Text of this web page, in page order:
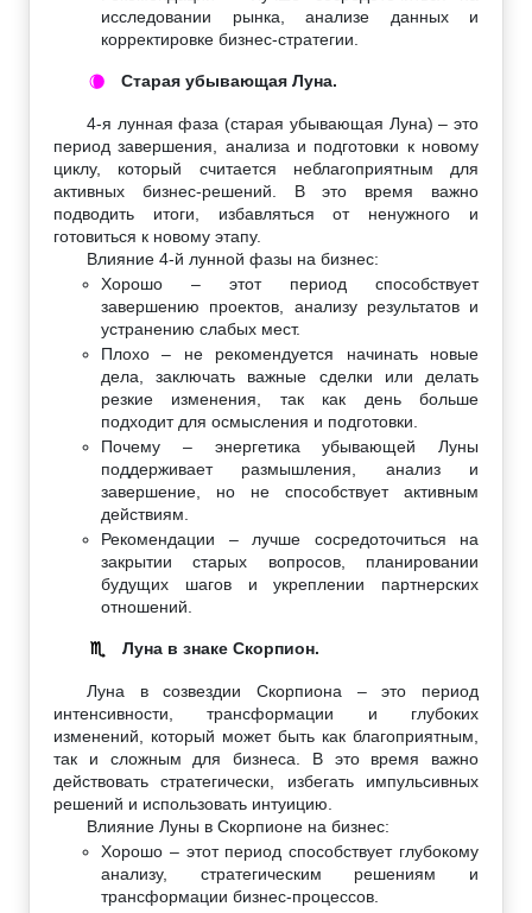
исследовании рынка, анализе данных и
корректировке бизнес-стратегии.
🌘 Старая убывающая Луна.
4-я лунная фаза (старая убывающая Луна) – это
период завершения, анализа и подготовки к новому
циклу, который считается неблагоприятным для
активных бизнес-решений. В это время важно
подводить итоги, избавляться от ненужного и
готовиться к новому этапу.
Влияние 4-й лунной фазы на бизнес:
Хорошо – этот период способствует
завершению проектов, анализу результатов и
устранению слабых мест.
Плохо – не рекомендуется начинать новые
дела, заключать важные сделки или делать
резкие изменения, так как день больше
подходит для осмысления и подготовки.
Почему – энергетика убывающей Луны
поддерживает размышления, анализ и
завершение, но не способствует активным
действиям.
Рекомендации – лучше сосредоточиться на
закрытии старых вопросов, планировании
будущих шагов и укреплении партнерских
отношений.
♏ Луна в знаке Скорпион.
Луна в созвездии Скорпиона – это период
интенсивности, трансформации и глубоких
изменений, который может быть как благоприятным,
так и сложным для бизнеса. В это время важно
действовать стратегически, избегать импульсивных
решений и использовать интуицию.
Влияние Луны в Скорпионе на бизнес:
Хорошо – этот период способствует глубокому
анализу, стратегическим решениям и
трансформации бизнес-процессов.